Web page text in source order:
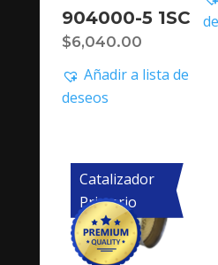
904000-5 1SC
$6,040.00
Añadir a lista de
deseos
Catalizador
Primario